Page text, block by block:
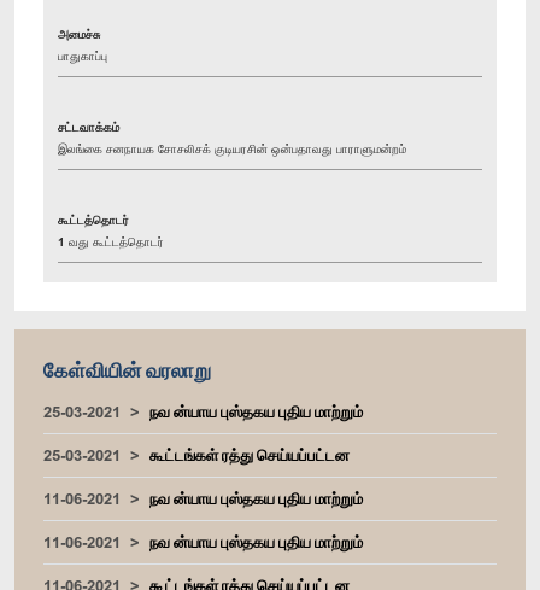
அமைச்சு
பாதுகாப்பு
சட்டவாக்கம்
இலங்கை சனநாயக சோசலிசக் குடியரசின் ஒன்பதாவது பாராளுமன்றம்
கூட்டத்தொடர்
1 வது கூட்டத்தொடர்
கேள்வியின் வரலாறு
25-03-2021
நவ ன்யாய புஸ்தகய புதிய மாற்றும்
25-03-2021
கூட்டங்கள் ரத்து செய்யப்பட்டன
11-06-2021
நவ ன்யாய புஸ்தகய புதிய மாற்றும்
11-06-2021
நவ ன்யாய புஸ்தகய புதிய மாற்றும்
11-06-2021
கூட்டங்கள் ரத்து செய்யப்பட்டன